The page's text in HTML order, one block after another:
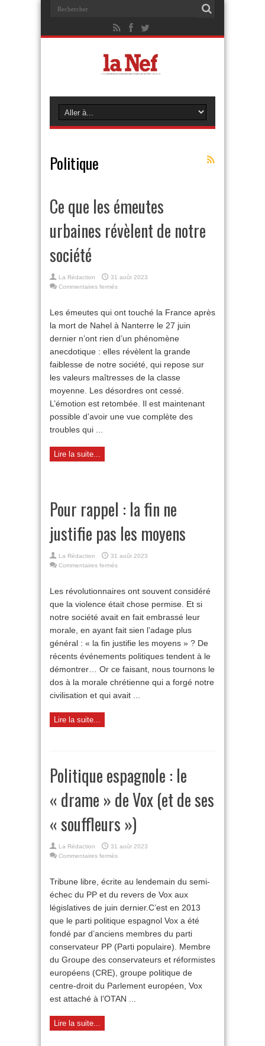
Politique
Ce que les émeutes
urbaines révèlent de notre
société
La Rédaction
31 août 2023
Commentaires fermés
les
émeutes
révèlent
de
Les émeutes qui ont touché la France après
la mort de Nahel à Nanterre le 27 juin
dernier n’ont rien d’un phénomène
anecdotique : elles révèlent la grande
faiblesse de notre société, qui repose sur
les valeurs maîtresses de la classe
moyenne. Les désordres ont cessé.
L’émotion est retombée. Il est maintenant
possible d’avoir une vue complète des
troubles qui ...
Lire la suite...
Pour rappel : la fin ne
justifie pas les moyens
La Rédaction
31 août 2023
Commentaires fermés
la
fin
justifie
pas
les
Les révolutionnaires ont souvent considéré
que la violence était chose permise. Et si
notre société avait en fait embrassé leur
morale, en ayant fait sien l’adage plus
général : « la fin justifie les moyens » ? De
récents événements politiques tendent à le
démontrer… Or ce faisant, nous tournons le
dos à la morale chrétienne qui a forgé notre
civilisation et qui avait ...
Lire la suite...
Politique espagnole : le
« drame » de Vox (et de ses
« souffleurs »)
La Rédaction
31 août 2023
Commentaires fermés
le
« drame »
Vox
(et
« souffleurs »)
Tribune libre, écrite au lendemain du semi-
échec du PP et du revers de Vox aux
législatives de juin dernier.C’est en 2013
que le parti politique espagnol Vox a été
fondé par d’anciens membres du parti
conservateur PP (Parti populaire). Membre
du Groupe des conservateurs et réformistes
européens (CRE), groupe politique de
centre-droit du Parlement européen, Vox
est attaché à l’OTAN ...
Lire la suite...